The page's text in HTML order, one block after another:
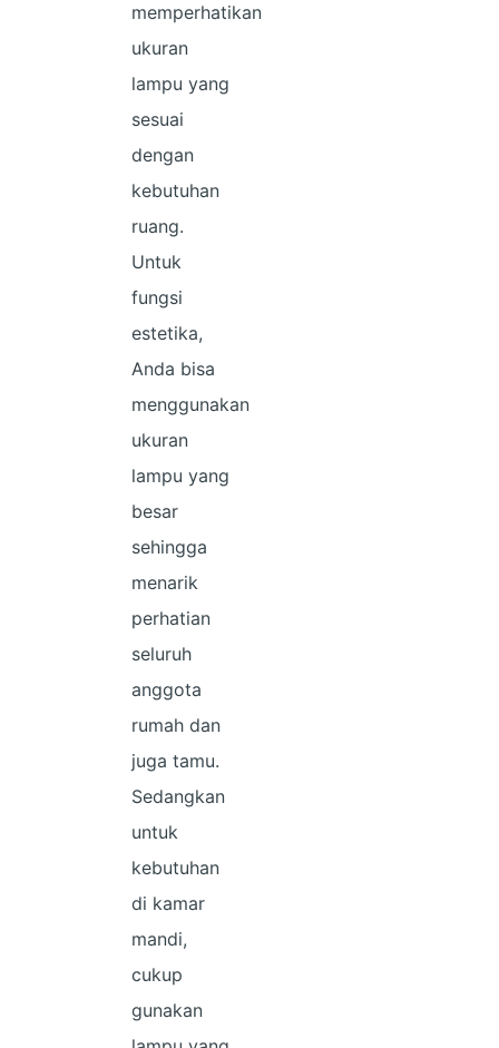
memperhatikan
ukuran
lampu yang
sesuai
dengan
kebutuhan
ruang.
Untuk
fungsi
estetika,
Anda bisa
menggunakan
ukuran
lampu yang
besar
sehingga
menarik
perhatian
seluruh
anggota
rumah dan
juga tamu.
Sedangkan
untuk
kebutuhan
di kamar
mandi,
cukup
gunakan